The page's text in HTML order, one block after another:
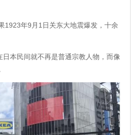
1923年9月1日关东大地震爆发，十余
日本民间就不再是普通宗教人物，而像